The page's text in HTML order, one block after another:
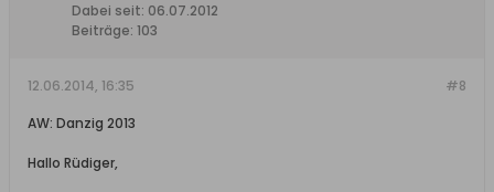
Dabei seit: 06.07.2012
Beiträge: 103
#8
12.06.2014, 16:35
AW: Danzig 2013
Hallo Rüdiger,